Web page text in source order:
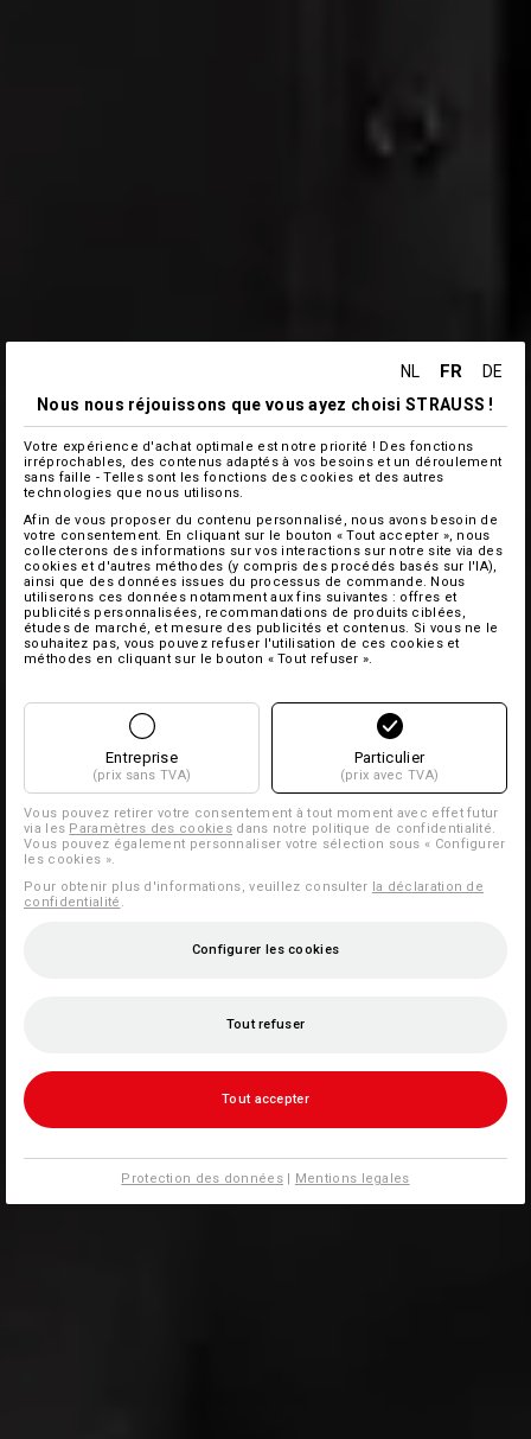
NL FR
DE
Nous nous réjouissons que vous ayez choisi STRAUSS !
Votre expérience d'achat optimale est notre priorité ! Des fonctions
irréprochables, des contenus adaptés à vos besoins et un déroulement
sans faille - Telles sont les fonctions des cookies et des autres
technologies que nous utilisons.
Afin de vous proposer du contenu personnalisé, nous avons besoin de
votre consentement. En cliquant sur le bouton « Tout accepter », nous
collecterons des informations sur vos interactions sur notre site via des
cookies et d'autres méthodes (y compris des procédés basés sur l'IA),
ainsi que des données issues du processus de commande. Nous
utiliserons ces données notamment aux fins suivantes : offres et
publicités personnalisées, recommandations de produits ciblées,
études de marché, et mesure des publicités et contenus. Si vous ne le
souhaitez pas, vous pouvez refuser l'utilisation de ces cookies et
méthodes en cliquant sur le bouton « Tout refuser ».
Entreprise
(prix sans TVA)
Particulier
(prix avec TVA)
Vous pouvez retirer votre consentement à tout moment avec effet futur
via les Paramètres des cookies dans notre politique de confidentialité.
Vous pouvez également personnaliser votre sélection sous « Configurer
les cookies ».
Pour obtenir plus d'informations, veuillez consulter la déclaration de
confidentialité
Configurer les cookies
Tout refuser
Tout accepter
Protection des données| Mentions legales